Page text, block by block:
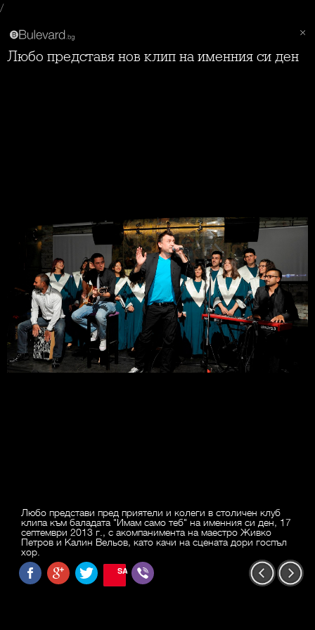
/
Любо представя нов клип на именния си ден
Любо представи пред приятели и колеги в столичен клуб
клипа към баладата "Имам само теб" на именния си ден, 17
септември 2013 г., с акомпанимента на маестро Живко
Петров и Калин Вельов, като качи на сцената дори госпъл
хор.
SAVE